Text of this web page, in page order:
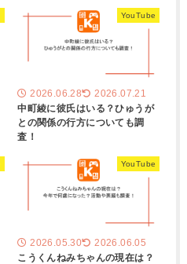
YouTube
2026.06.28 2026.07.21
中町綾に彼氏はいる？ひゅうが
との関係の行方についても調
査！
YouTube
2026.05.30 2026.06.05
こうくんねみちゃんの現在は？